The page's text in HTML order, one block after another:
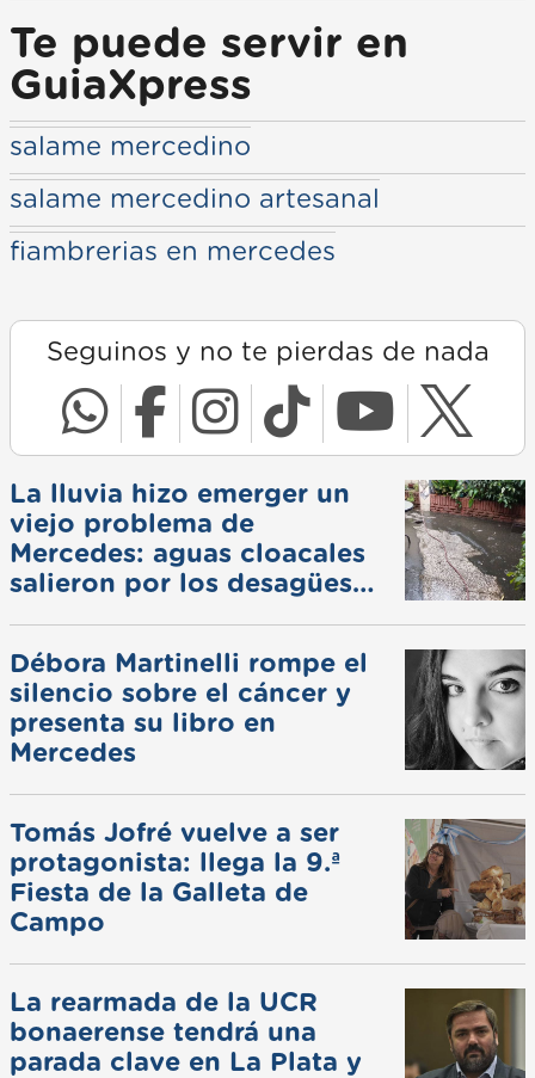
Te puede servir en
GuiaXpress
salame mercedino
salame mercedino artesanal
fiambrerias en mercedes
Seguinos y no te pierdas de nada
La lluvia hizo emerger un
viejo problema de
Mercedes: aguas cloacales
salieron por los desagües
Débora Martinelli rompe el
silencio sobre el cáncer y
presenta su libro en
Mercedes
Tomás Jofré vuelve a ser
protagonista: llega la 9.ª
Fiesta de la Galleta de
Campo
La rearmada de la UCR
bonaerense tendrá una
parada clave en La Plata y